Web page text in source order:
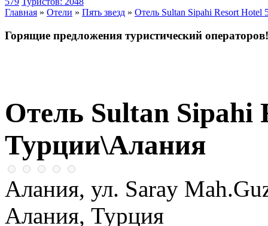
Главная » Отели » Пять звезд » Отель Sultan Sipahi Resort
Горящие предложения туристический операторов!
Отель Sultan Sipahi
Турции\Алания
Алания, ул. Saray
Алания, Турция